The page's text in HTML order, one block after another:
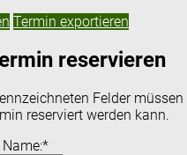
Termin exportieren
reservieren
Felder
reserviert werden kann.
*